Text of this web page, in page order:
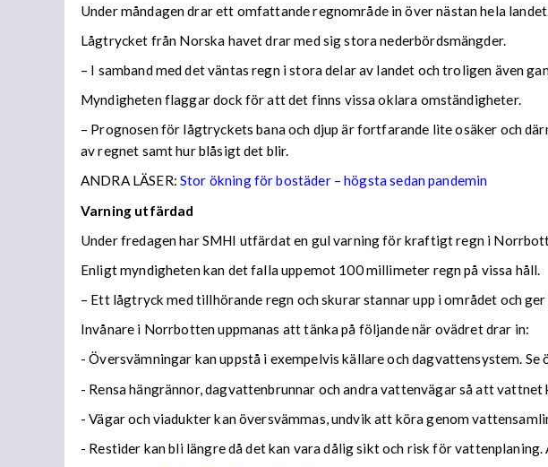
Under måndagen drar ett omfattande regnområde in över nästan hela landet.
Lågtrycket från Norska havet drar med sig stora nederbördsmängder.
– I samband med det väntas regn i stora delar av landet och troligen även
Myndigheten flaggar dock för att det finns vissa oklara omständigheter.
– Prognosen för lågtryckets bana och djup är fortfarande lite osäker och
av regnet samt hur blåsigt det blir.
ANDRA LÄSER: Stor ökning för bostäder – högsta sedan pandemin
Varning utfärdad
Under fredagen har SMHI utfärdat en gul varning för kraftigt regn i
Enligt myndigheten kan det falla uppemot 100 millimeter regn på vissa håll.
– Ett lågtryck med tillhörande regn och skurar stannar upp i området och
Invånare i Norrbotten uppmanas att tänka på följande när ovädret drar in:
- Översvämningar kan uppstå i exempelvis källare och dagvattensystem.
- Rensa hängrännor, dagvattenbrunnar och andra vattenvägar så att
- Vägar och viadukter kan översvämmas, undvik att köra genom
- Restider kan bli längre då det kan vara dålig sikt och risk för